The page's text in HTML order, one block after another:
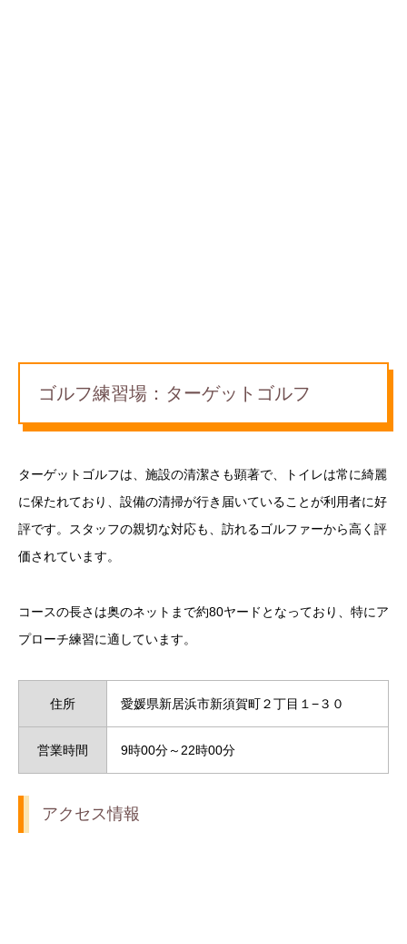
ゴルフ練習場：ターゲットゴルフ
ターゲットゴルフは、施設の清潔さも顕著で、トイレは常に綺麗
に保たれており、設備の清掃が行き届いていることが利用者に好
評です。スタッフの親切な対応も、訪れるゴルファーから高く評
価されています。
コースの長さは奥のネットまで約80ヤードとなっており、特にア
プローチ練習に適しています。
住所 愛媛県新居浜市新須賀町２丁目１−３０
営業時間 9時00分～22時00分
アクセス情報